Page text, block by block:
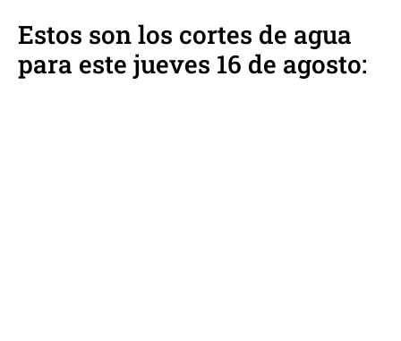
Estos son los cortes de agua
para este jueves 16 de agosto: